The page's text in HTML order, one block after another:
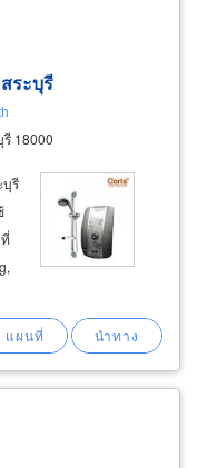
ระบุรี
18000
บุรี
ย